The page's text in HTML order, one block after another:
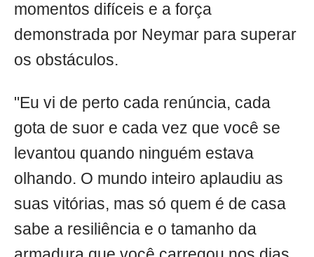
momentos difíceis e a força
demonstrada por Neymar para superar
os obstáculos.
"Eu vi de perto cada renúncia, cada
gota de suor e cada vez que você se
levantou quando ninguém estava
olhando. O mundo inteiro aplaudiu as
suas vitórias, mas só quem é de casa
sabe a resiliência e o tamanho da